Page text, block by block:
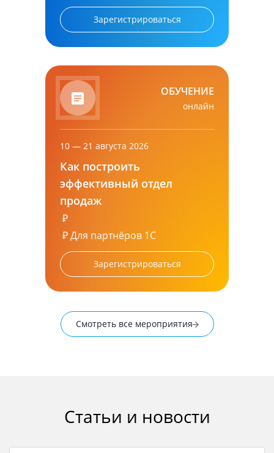
Зарегистрироваться
ОБУЧЕНИЕ
онлайн
10 — 21 августа 2026
Как построить
эффективный отдел
продаж
₽
₽Для партнёров 1С
Зарегистрироваться
Смотреть все мероприятия
Статьи и новости